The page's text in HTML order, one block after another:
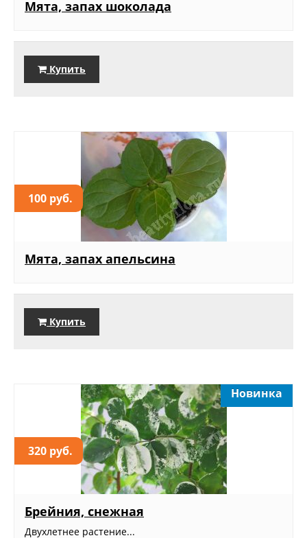
Мята, запах шоколада
Купить
100 руб.
Мята, запах апельсина
Купить
320 руб.
Новинка
Брейния, снежная
Двухлетнее растение...